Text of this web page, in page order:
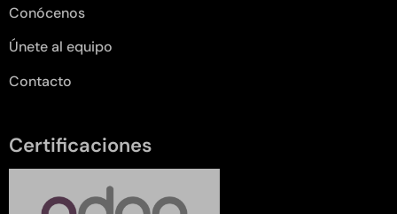
Conócenos
Únete al equipo
Contacto
Certificaciones